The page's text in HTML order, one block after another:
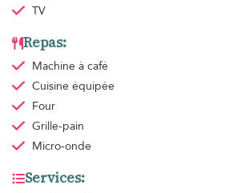
TV
Repas:
Machine à café
Cuisine équipée
Four
Grille-pain
Micro-onde
Services: